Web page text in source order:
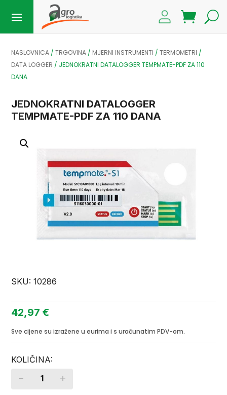
NASLOVNICA /TRGOVINA / MJERNI INSTRUMENTI /TERMOMETRI /
DATA LOGGER / JEDNOKRATNI DATALOGGER TEMPMATE-PDF ZA 110
DANA
JEDNOKRATNI DATALOGGER
TEMPMATE-PDF ZA 110 DANA
SKU:10286
42,97€
Sve cijene su izražene u eurima i s uračunatim PDV-om.
Quantity
- +